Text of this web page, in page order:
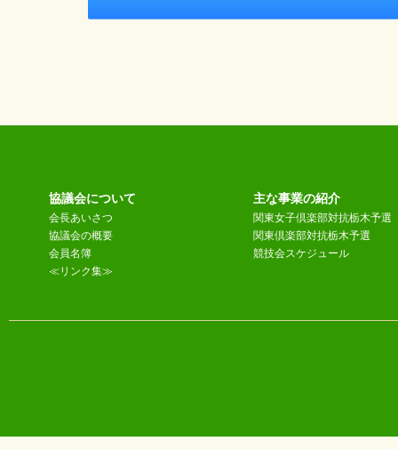
協議会について
会長あいさつ
協議会の概要
会員名簿
≪リンク集≫
主な事業の紹介
関東女子倶楽部対抗栃木予選
関東倶楽部対抗栃木予選
競技会スケジュール